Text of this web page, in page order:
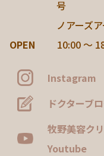
号
ノアーズ
OPEN
10:00 ～
Instagram
ドクターブ
牧野美容ク
Youtube